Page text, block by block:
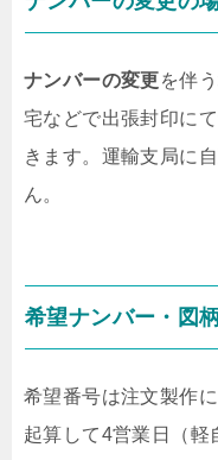
ナンバーの変更を伴
宅などで出張封印に
きます。 運輸支局に
ん。
希望ナンバー・図
希望番号は注文製作
起算して4営業日（軽